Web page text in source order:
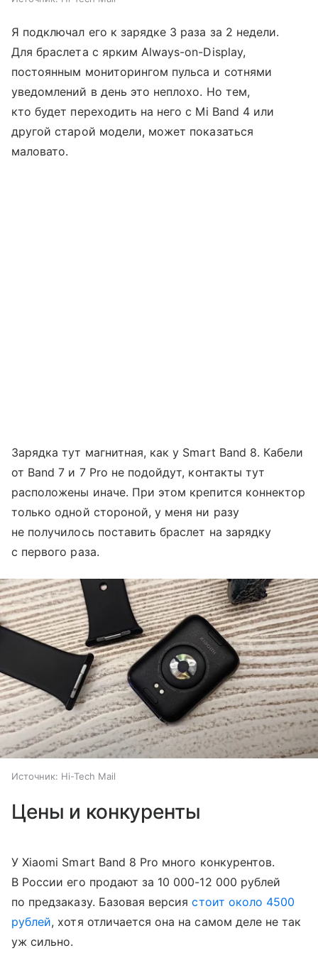
Я подключал его к зарядке 3 раза за 2 недели.
Для браслета с ярким Always-on-Display,
постоянным мониторингом пульса и сотнями
уведомлений в день это неплохо. Но тем,
кто будет переходить на него с Mi Band 4 или
другой старой модели, может показаться
маловато.
Зарядка тут магнитная, как у Smart Band 8. Кабели
от Band 7 и 7 Pro не подойдут, контакты тут
расположены иначе. При этом крепится коннектор
только одной стороной, у меня ни разу
не получилось поставить браслет на зарядку
с первого раза.
Источник: Hi-Tech Mail
Цены и конкуренты
У Xiaomi Smart Band 8 Pro много конкурентов.
В России его продают за 10 000-12 000 рублей
по предзаказу. Базовая версиястоит около 4500
рублей, хотя отличается она на самом деле не так
уж сильно.